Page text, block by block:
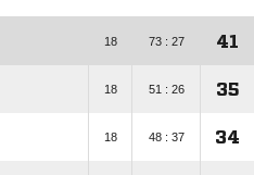
18 73 : 27 41
18 51 : 26 35
18 48 : 37 34